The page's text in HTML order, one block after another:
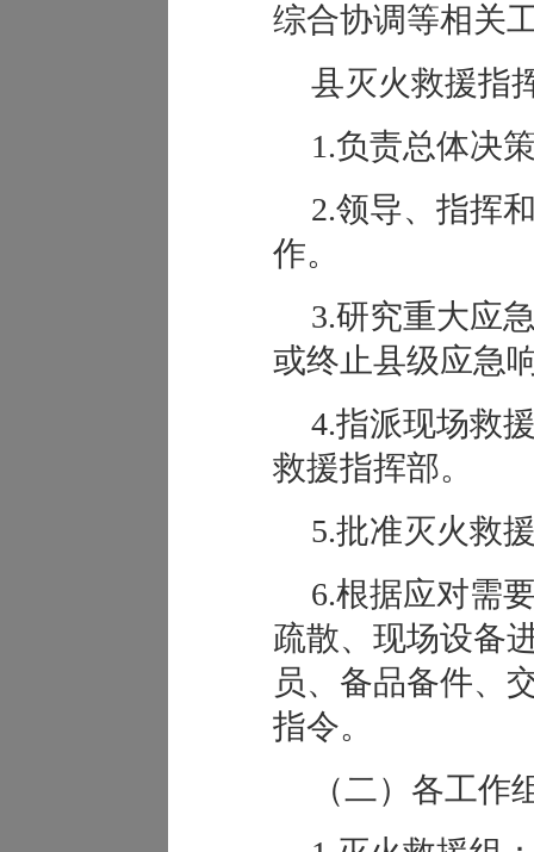
综合协调等相关
县灭火救援指
1.负责总体决
2.领导、指挥
作。
3.研究重大应
或终止县级应急
4.指派现场救
救援指挥部。
5.批准灭火救
6.根据应对需
疏散、现场设备
员、备品备件、
指令。
（二）各工作